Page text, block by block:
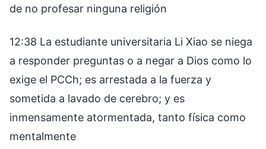
de no profesar ninguna religión
12:38 La estudiante universitaria Li Xiao se niega
a responder preguntas o a negar a Dios como lo
exige el PCCh; es arrestada a la fuerza y
sometida a lavado de cerebro; y es
inmensamente atormentada, tanto física como
mentalmente